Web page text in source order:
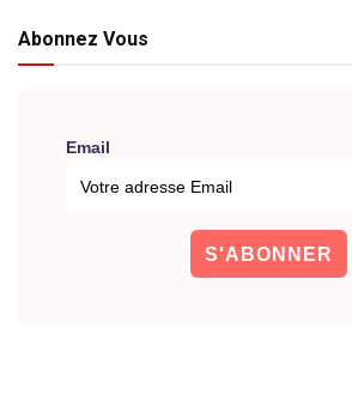
Abonnez Vous
Email